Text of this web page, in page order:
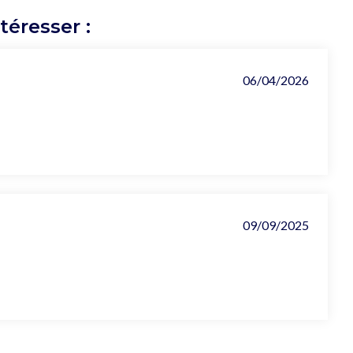
:
06/04/2026
09/09/2025